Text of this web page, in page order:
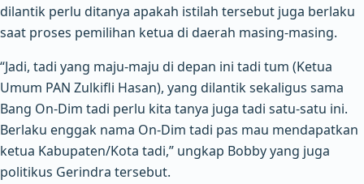
dilantik perlu ditanya apakah istilah tersebut juga berlaku
saat proses pemilihan ketua di daerah masing-masing.
“Jadi, tadi yang maju-maju di depan ini tadi tum (Ketua
Umum PAN Zulkifli Hasan), yang dilantik sekaligus sama
Bang On-Dim tadi perlu kita tanya juga tadi satu-satu ini.
Berlaku enggak nama On-Dim tadi pas mau mendapatkan
ketua Kabupaten/Kota tadi,” ungkap Bobby yang juga
politikus Gerindra tersebut.